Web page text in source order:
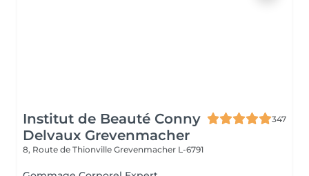
Institut de Beauté Conny
Delvaux Grevenmacher
347
8, Route de Thionville Grevenmacher L-6791